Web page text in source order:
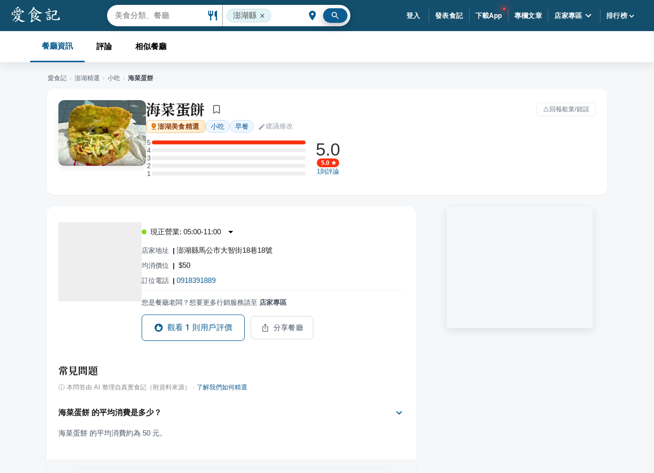
澎湖縣 登入 發表食記 下載App 專欄文章 店家專區 排行榜
餐廳資訊 評論 相似餐廳
愛食記 › 澎湖精選 › 小吃 › 海菜蛋餅
海菜蛋餅 回報歇業/錯誤
澎湖美食精選 小吃 早餐 建議修改
5
5 星：1 則評論
4
4 星：0 則評論
3
3 星：0 則評論
2
2 星：0 則評論
11 星：0 則評論
5.0
5.0
1則評論
現正營業: 05:00-11:00
店家地址 | 澎湖縣馬公市大智街18巷18號
均消價位 | $50
訂位電話 | 0918391889
您是餐廳老闆？想要更多行銷服務請至 店家專區
觀看 1 則用戶評價 分享餐廳
常見問題
ⓘ 本問答由 AI 整理自真實食記（附資料來源） · 了解我們如何精選
海菜蛋餅 的平均消費是多少？
海菜蛋餅 的平均消費約為 50 元。